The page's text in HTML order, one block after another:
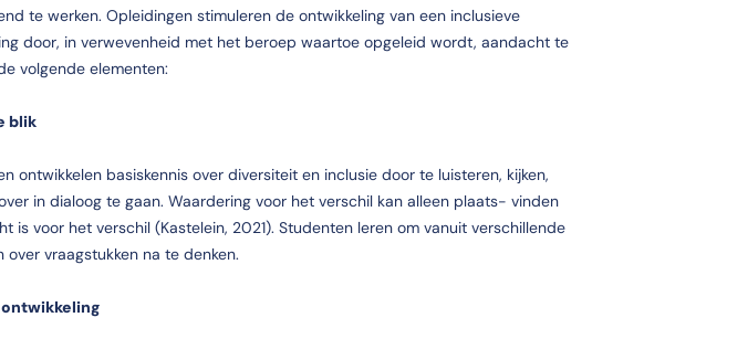
te werken. Opleidingen stimuleren de ontwikkeling van een inclusieve
door, in verwevenheid met het beroep waartoe opgeleid wordt, aandacht te
volgende elementen:
blik
ontwikkelen basiskennis over diversiteit en inclusie door te luisteren, kijken,
in dialoog te gaan. Waardering voor het verschil kan alleen plaats- vinden
is voor het verschil (Kastelein, 2021). Studenten leren om vanuit verschillende
over vraagstukken na te denken.